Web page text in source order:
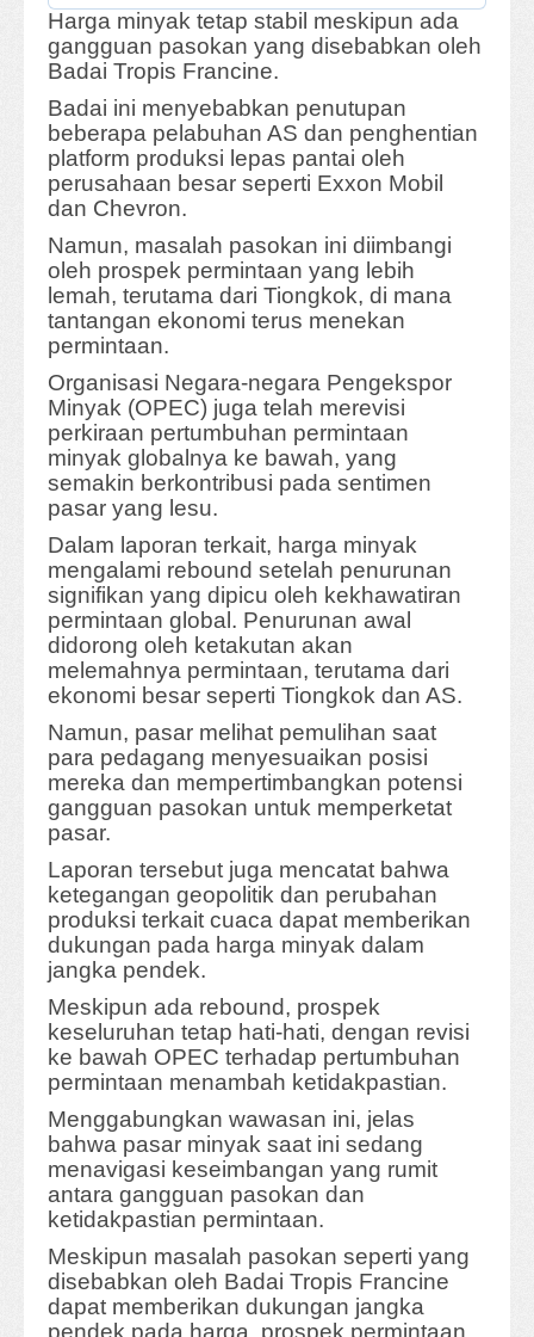
Harga minyak tetap stabil meskipun ada
gangguan pasokan yang disebabkan oleh
Badai Tropis Francine.
Badai ini menyebabkan penutupan
beberapa pelabuhan AS dan penghentian
platform produksi lepas pantai oleh
perusahaan besar seperti Exxon Mobil
dan Chevron.
Namun, masalah pasokan ini diimbangi
oleh prospek permintaan yang lebih
lemah, terutama dari Tiongkok, di mana
tantangan ekonomi terus menekan
permintaan.
Organisasi Negara-negara Pengekspor
Minyak (OPEC) juga telah merevisi
perkiraan pertumbuhan permintaan
minyak globalnya ke bawah, yang
semakin berkontribusi pada sentimen
pasar yang lesu.
Dalam laporan terkait, harga minyak
mengalami rebound setelah penurunan
signifikan yang dipicu oleh kekhawatiran
permintaan global. Penurunan awal
didorong oleh ketakutan akan
melemahnya permintaan, terutama dari
ekonomi besar seperti Tiongkok dan AS.
Namun, pasar melihat pemulihan saat
para pedagang menyesuaikan posisi
mereka dan mempertimbangkan potensi
gangguan pasokan untuk memperketat
pasar.
Laporan tersebut juga mencatat bahwa
ketegangan geopolitik dan perubahan
produksi terkait cuaca dapat memberikan
dukungan pada harga minyak dalam
jangka pendek.
Meskipun ada rebound, prospek
keseluruhan tetap hati-hati, dengan revisi
ke bawah OPEC terhadap pertumbuhan
permintaan menambah ketidakpastian.
Menggabungkan wawasan ini, jelas
bahwa pasar minyak saat ini sedang
menavigasi keseimbangan yang rumit
antara gangguan pasokan dan
ketidakpastian permintaan.
Meskipun masalah pasokan seperti yang
disebabkan oleh Badai Tropis Francine
dapat memberikan dukungan jangka